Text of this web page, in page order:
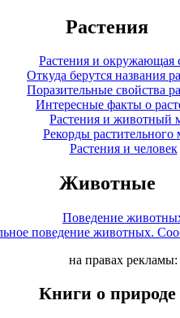
Растения
Растения и окружающая
Откуда берутся названия
Поразительные свойства
Интересные факты о
Растения и животный
Рекорды растительного
Растения и человек
Животные
Поведение
поведение животных.
на правах рекламы:
Книги о природе